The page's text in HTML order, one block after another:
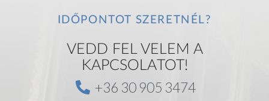
IDŐPONTOT SZERETNÉL?
VEDD FEL VELEM A
KAPCSOLATOT!
+36 30 905 3474